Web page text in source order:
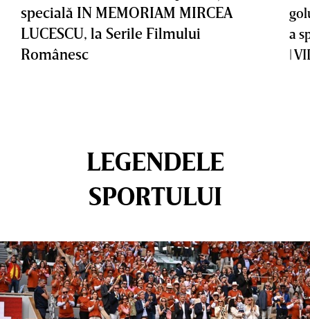
specială IN MEMORIAM MIRCEA
LUCESCU, la Serile Filmului
Românesc
a
|
LEGENDELE
SPORTULUI